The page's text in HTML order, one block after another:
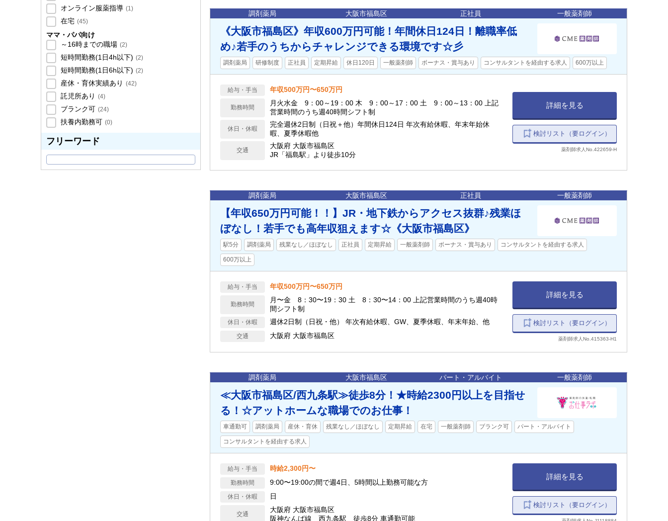
オンライン服薬指導 (1)
在宅 (45)
ママ・パパ向け
～16時までの職場 (2)
短時間勤務(1日4h以下) (2)
短時間勤務(1日6h以下) (2)
産休・育休実績あり (42)
託児所あり (4)
ブランク可 (24)
扶養内勤務可 (0)
フリーワード
調剤薬局 大阪市福島区 正社員 一般薬剤師
《大阪市福島区》年収600万円可能！年間休日124日！離職率低
め♪若手のうちからチャレンジできる環境です☆彡
調剤薬局 研修制度 正社員 定期昇給 休日120日 一般薬剤師 ボーナス・賞与あり コンサルタントを経由する求人 600万以上
給与・手当 年収500万円〜650万円
勤務時間
月火水金 9：00～19：00 木 9：00～17：00 土 9：00～13：00 上記
営業時間のうち週40時間シフト制
休日・休暇
完全週休2日制（日祝＋他）年間休日124日 年次有給休暇、年末年始休
暇、夏季休暇他
交通
大阪府 大阪市福島区
JR「福島駅」より徒歩10分
詳細を見る
検討リスト（要ログイン）
薬剤師求人No.422659-H
調剤薬局 大阪市福島区 正社員 一般薬剤師
【年収650万円可能！！】JR・地下鉄からアクセス抜群♪残業ほ
ぼなし！若手でも高年収狙えます☆《大阪市福島区》
駅5分 調剤薬局 残業なし／ほぼなし 正社員 定期昇給 一般薬剤師 ボーナス・賞与あり コンサルタントを経由する求人
600万以上
給与・手当 年収500万円〜650万円
勤務時間
月〜金 8：30〜19：30 土 8：30〜14：00 上記営業時間のうち週40時
間シフト制
休日・休暇 週休2日制（日祝・他） 年次有給休暇、GW、夏季休暇、年末年始、他
交通 大阪府 大阪市福島区
詳細を見る
検討リスト（要ログイン）
薬剤師求人No.415363-H1
調剤薬局 大阪市福島区 パート・アルバイト 一般薬剤師
≪大阪市福島区/西九条駅≫徒歩8分！★時給2300円以上を目指せ
る！☆アットホームな職場でのお仕事！
車通勤可 調剤薬局 産休・育休 残業なし／ほぼなし 定期昇給 在宅 一般薬剤師 ブランク可 パート・アルバイト
コンサルタントを経由する求人
給与・手当 時給2,300円〜
勤務時間 9:00〜19:00の間で週4日、5時間以上勤務可能な方
休日・休暇 日
交通
大阪府 大阪市福島区
阪神なんば線 西九条駅 徒歩8分 車通勤可能
詳細を見る
検討リスト（要ログイン）